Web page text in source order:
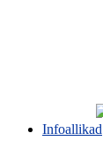
Infoallikad